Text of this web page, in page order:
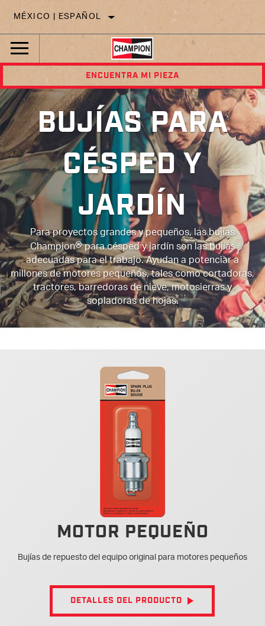
MÉXICO | ESPAÑOL
ENCUENTRA MI PIEZA
BUJÍAS PARA
CÉSPED Y
JARDÍN
Para proyectos grandes y pequeños, las bujías
Champion®para césped y jardín son las bujías
adecuadas para el trabajo. Ayudan a potenciar a
millones de motores pequeños, tales como cortadoras,
tractores, barredoras de nieve, motosierras y
sopladoras de hojas.
MOTOR PEQUEÑO
Bujías de repuesto del equipo original para motores pequeños
DETALLES DEL PRODUCTO